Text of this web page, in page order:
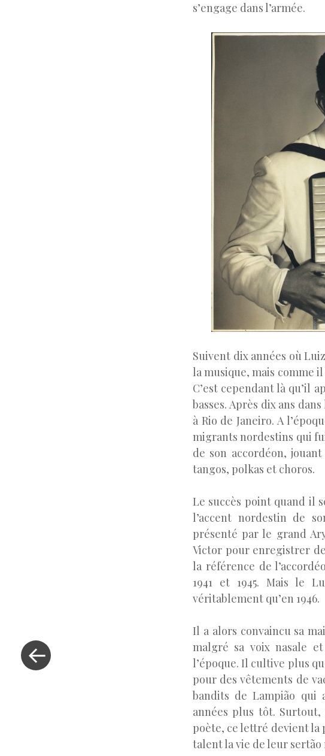
s’engage dans l’armée.
Suivent dix années où
la musique, mais comme
C’est cependant là qu’il
basses. Après dix ans
à Rio de Janeiro. A
migrants nordestins qui
de son accordéon,
tangos, polkas et choros.
Le succès point quand il
l’accent nordestin de
présenté par le grand
Victor pour enregistrer
la référence de
1941 et 1945. Mais le
véritablement qu’en 1946.
Il a alors convaincu sa
malgré sa voix nasale
l’époque. Il cultive plus
pour des vêtements de
bandits de Lampião qui
années plus tôt.
poète, ce lettré devient la
talent la vie de leur sertão
Previous